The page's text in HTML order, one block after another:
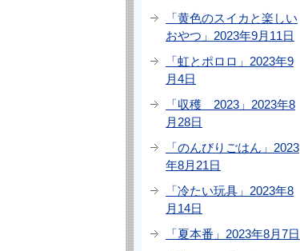
「黄色のスイカと楽しい
おやつ」2023年9月11日
「虹とポロロ」2023年9
月4日
「収穫 2023」2023年8
月28日
「のんびりごはん」2023
年8月21日
「冷たい玩具」2023年8
月14日
「夏本番」2023年8月7日